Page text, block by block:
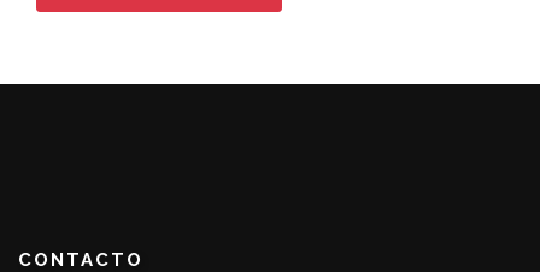
CONTACTO